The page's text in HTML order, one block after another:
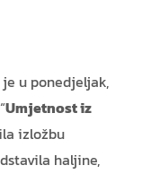
je u ponedjeljak,
Umjetnost iz
izložbu
haljine,